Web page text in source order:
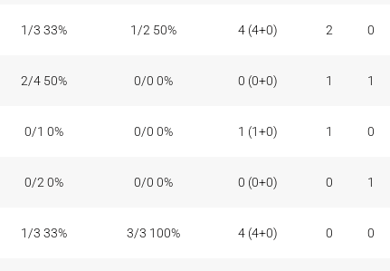
1/3 33% 1/2 50% 4 (4+0) 2 0
2/4 50% 0/0 0% 0 (0+0) 1 1
0/1 0% 0/0 0% 1 (1+0) 1 0
0/2 0% 0/0 0% 0 (0+0) 0 1
1/3 33% 3/3 100% 4 (4+0) 0 0